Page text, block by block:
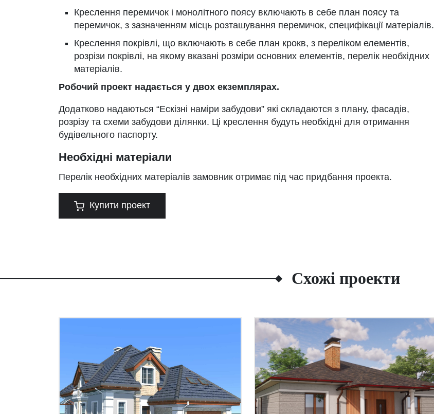
Креслення перемичок і монолітного поясу включають в себе план поясу та
перемичок, з зазначенням місць розташування перемичок, специфікації матеріалів.
Креслення покрівлі, що включають в себе план крокв, з переліком елементів,
розрізи покрівлі, на якому вказані розміри основних елементів, перелік необхідних
матеріалів.
Робочий проект надається у двох екземплярах.
Додатково надаються “Ескізні наміри забудови” які складаются з плану, фасадів,
розрізу та схеми забудови ділянки. Ці креслення будуть необхідні для отримання
будівельного паспорту.
Необхідні матеріали
Перелік необхідних матеріалів замовник отримає під час придбання проекта.
Купити проект
Схожі проекти